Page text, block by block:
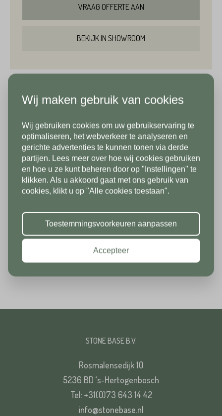
VRAAG OFFERTE AAN
BEKIJK IN SHOWROOM
Productinformatie
Stone base beschikt over een ruim aanbod
binnentegels, veelal direct beschikbaar en uit
voorraad leverbaar. Naast tuintegels (zowel
keramische terrastegels als natuursteen
tuintegels) heeft Stone base ook een groot deel
vloertegels of wandtegels, geschikt voor binnen
gebruik.
Telefoonnummer*
Land*
Land*
Nederland
Postcode*
Straat*
STONE BASE B.V.
Rosmalensedijk 10
5236 BD ‘s-Hertogenbosch
Tel: +31(0)73 643 14 42
info@stonebase.nl
In verband met onze
vakantiesluiting zijn wij vanaf 1/8
tot en met 9/8 gesloten. Vanaf
10/8 zien we jullie graag weer bij
ons in de showroom. Fijne
vakantie!
Wij maken gebruik van cookies
Wij gebruiken cookies om uw gebruikservaring te
optimaliseren, het webverkeer te analyseren en
gerichte advertenties te kunnen tonen via derde
partijen. Lees meer over hoe wij cookies gebruiken
en hoe u ze kunt beheren door op "Instellingen" te
klikken. Als u akkoord gaat met ons gebruik van
cookies, klikt u op "Alle cookies toestaan".
Toestemmingsvoorkeuren aanpassen
Accepteer